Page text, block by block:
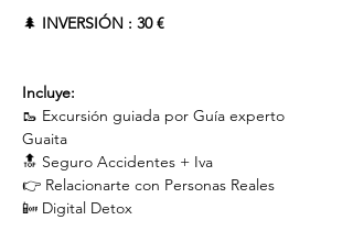
🌲 INVERSIÓN : 30 €
Incluye:
🥾 Excursión guiada por Guía experto
Guaita
🔝 Seguro Accidentes + Iva
👉 Relacionarte con Personas Reales
📴 Digital Detox